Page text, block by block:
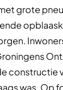
grote
constructie
was. Op